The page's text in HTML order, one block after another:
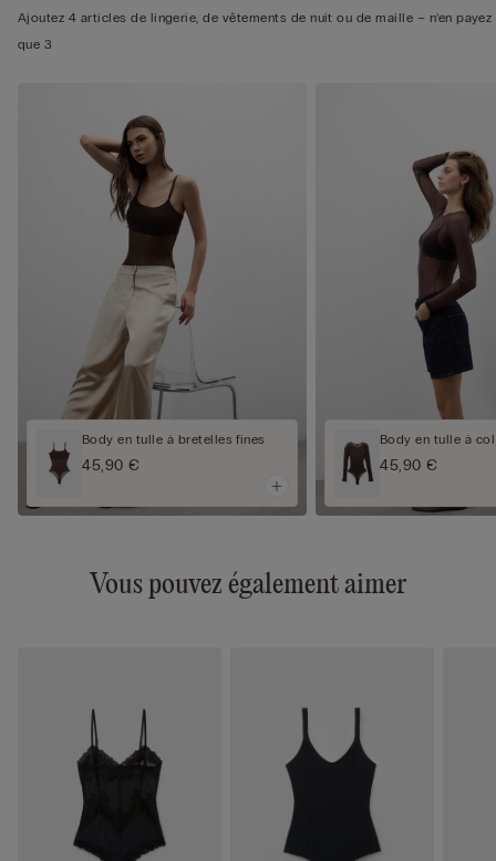
Ajoutez 4 articles de lingerie, de vêtements de nuit ou de maille – n’en payez
que 3
Body en tulle à bretelles fines
45,90 €
Body en tulle à
45,90 €
Vous pouvez également aimer